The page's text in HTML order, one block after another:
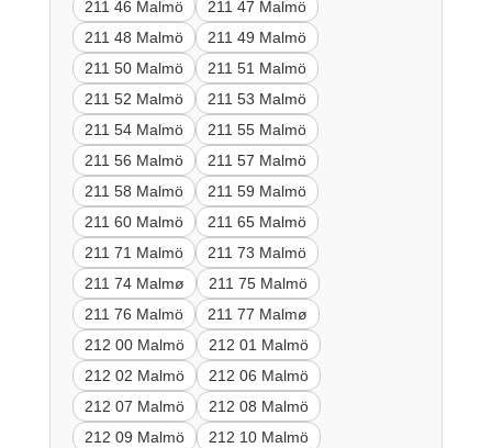
211 46 Malmö
211 47 Malmö
211 48 Malmö
211 49 Malmö
211 50 Malmö
211 51 Malmö
211 52 Malmö
211 53 Malmö
211 54 Malmö
211 55 Malmö
211 56 Malmö
211 57 Malmö
211 58 Malmö
211 59 Malmö
211 60 Malmö
211 65 Malmö
211 71 Malmö
211 73 Malmö
211 74 Malmø
211 75 Malmö
211 76 Malmö
211 77 Malmø
212 00 Malmö
212 01 Malmö
212 02 Malmö
212 06 Malmö
212 07 Malmö
212 08 Malmö
212 09 Malmö
212 10 Malmö